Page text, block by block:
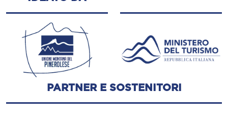
PARTNER E SOSTENITORI